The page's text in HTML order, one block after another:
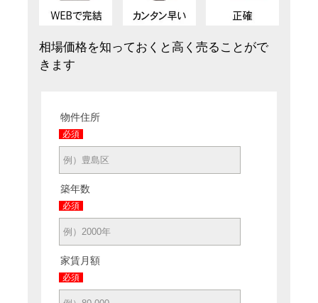
相場価格を知っておくと高く売ることがで
きます
物件住所
必須
築年数
必須
家賃月額
必須